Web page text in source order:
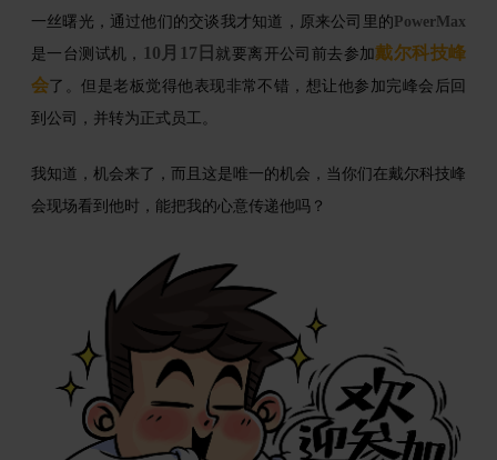
一丝曙光，通过他们的交谈我才知道，原来公司里的 PowerMax
是一台测试机， 10月17日 就要离开公司前去参加戴尔科技峰
会了。但是老板觉得他表现非常不错，想让他参加完峰会后回
到公司，并转为正式员工。
我知道，机会来了，而且这是唯一的机会，当你们在戴尔科技峰
会现场看到他时，能把我的心意传递他吗？